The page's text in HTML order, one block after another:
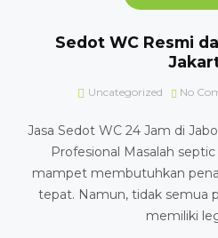
Sedot WC Resmi
Uncategorized No
Jasa Sedot WC 24 Jam di
Profesional Masalah
mampet membutuhkan
tepat. Namun, tidak semua
memiliki